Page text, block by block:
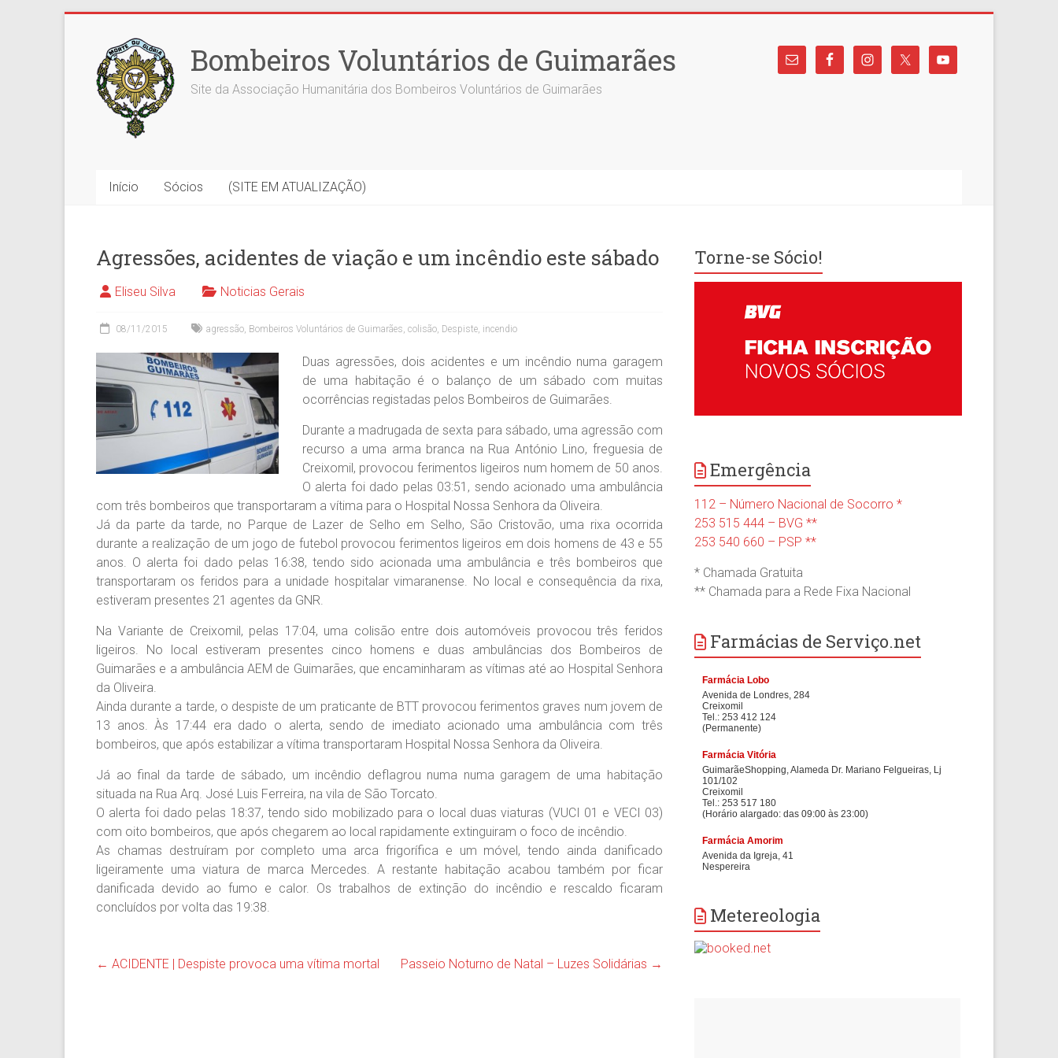
content
Bombeiros Voluntários de Guimarães
Site da Associação Humanitária dos Bombeiros Voluntários de Guimarães
Início Sócios (SITE EM ATUALIZAÇÃO)
Agressões, acidentes de viação e um incêndio este sábado
Eliseu Silva Noticias Gerais
08/11/2015 agressão, Bombeiros Voluntários de Guimarães, colisão, Despiste, incendio
Duas agressões, dois acidentes e um incêndio numa garagem
de uma habitação é o balanço de um sábado com muitas
ocorrências registadas pelos Bombeiros de Guimarães.
Durante a madrugada de sexta para sábado, uma agressão com
recurso a uma arma branca na Rua António Lino, freguesia de
Creixomil, provocou ferimentos ligeiros num homem de 50 anos.
O alerta foi dado pelas 03:51, sendo acionado uma ambulância
com três bombeiros que transportaram a vítima para o Hospital Nossa Senhora da Oliveira.
Já da parte da tarde, no Parque de Lazer de Selho em Selho, São Cristovão, uma rixa ocorrida
durante a realização de um jogo de futebol provocou ferimentos ligeiros em dois homens de 43 e 55
anos. O alerta foi dado pelas 16:38, tendo sido acionada uma ambulância e três bombeiros que
transportaram os feridos para a unidade hospitalar vimaranense. No local e consequência da rixa,
estiveram presentes 21 agentes da GNR.
Na Variante de Creixomil, pelas 17:04, uma colisão entre dois automóveis provocou três feridos
ligeiros. No local estiveram presentes cinco homens e duas ambulâncias dos Bombeiros de
Guimarães e a ambulância AEM de Guimarães, que encaminharam as vítimas até ao Hospital Senhora
da Oliveira.
Ainda durante a tarde, o despiste de um praticante de BTT provocou ferimentos graves num jovem de
13 anos. Às 17:44 era dado o alerta, sendo de imediato acionado uma ambulância com três
bombeiros, que após estabilizar a vítima transportaram Hospital Nossa Senhora da Oliveira.
Já ao final da tarde de sábado, um incêndio deflagrou numa numa garagem de uma habitação
situada na Rua Arq. José Luis Ferreira, na vila de São Torcato.
O alerta foi dado pelas 18:37, tendo sido mobilizado para o local duas viaturas (VUCI 01 e VECI 03)
com oito bombeiros, que após chegarem ao local rapidamente extinguiram o foco de incêndio.
As chamas destruíram por completo uma arca frigorífica e um móvel, tendo ainda danificado
ligeiramente uma viatura de marca Mercedes. A restante habitação acabou também por ficar
danificada devido ao fumo e calor. Os trabalhos de extinção do incêndio e rescaldo ficaram
concluídos por volta das 19:38.
← ACIDENTE | Despiste provoca uma vítima mortal Passeio Noturno de Natal – Luzes Solidárias →
Torne-se Sócio!
Emergência
112 – Número Nacional de Socorro *
253 515 444 – BVG **
253 540 660 – PSP **
* Chamada Gratuita
** Chamada para a Rede Fixa Nacional
Farmácias de Serviço.net
Metereologia